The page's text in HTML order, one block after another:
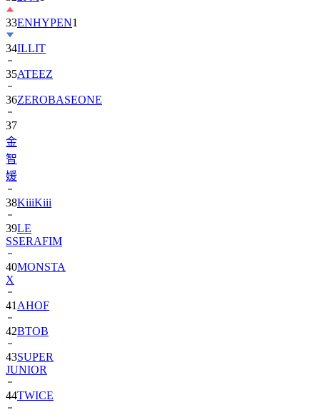
34ILLIT
35ATEEZ
36ZEROBASEONE
37
金
智
媛
38
39LE
SSERAFIM
40MONSTA
X
41
42 BTOB
43SUPER
JUNIOR
44TWICE
45KickFlip